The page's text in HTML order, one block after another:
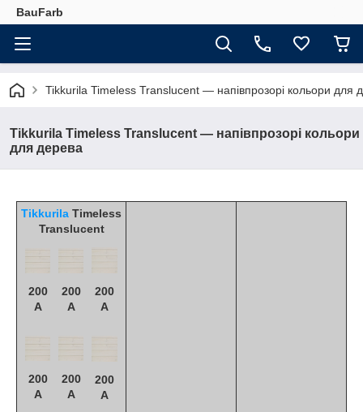
BauFarb
Tikkurila Timeless Translucent — напівпрозорі кольори для
Tikkurila Timeless Translucent — напівпрозорі кольори
для дерева
Tikkurila Timeless
Translucent
200
A
200
A
200
A
200
A
200
A
200
A